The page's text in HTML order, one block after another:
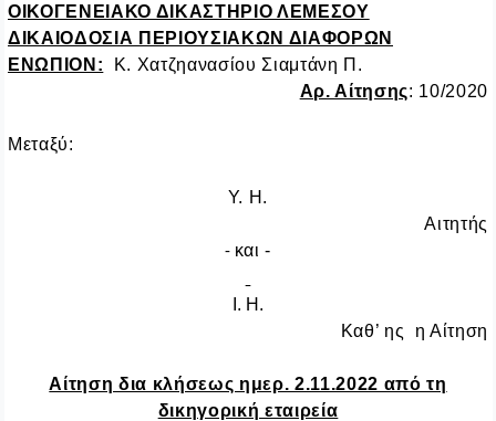
ΟΙΚΟΓΕΝΕΙΑΚΟ ΔΙΚΑΣΤΗΡΙΟ ΛΕΜΕΣΟΥ
ΔΙΚΑΙΟΔΟΣΙΑ ΠΕΡΙΟΥΣΙΑΚΩΝ ΔΙΑΦΟΡΩΝ
ΕΝΩΠΙΟΝ: Κ. Χατζηανασίου Σιαμτάνη Π.
Αρ. Αίτησης: 10/2020
Μεταξύ:
Y. H.
Αιτητής
- και -
. H .
Καθ’ ης η Αίτηση
Αίτηση δια κλήσεως ημερ. 2.11.2022 από τη
δικηγορική εταιρεία